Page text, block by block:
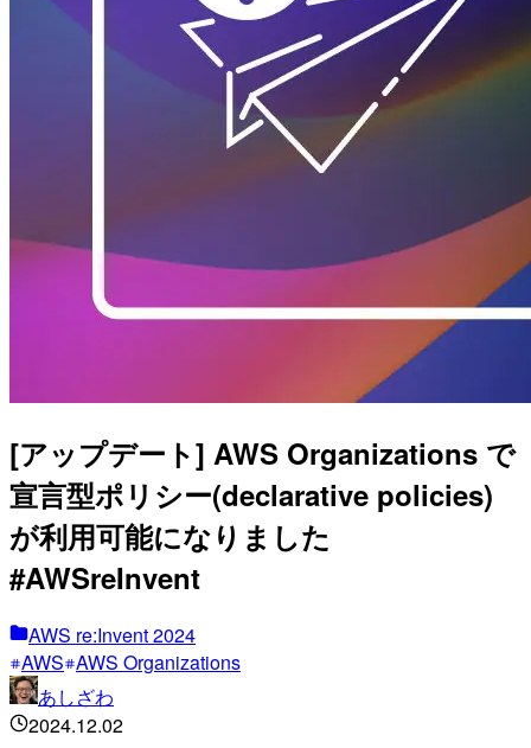
[アップデート] AWS Organizations で
宣言型ポリシー(declarative policies)
が利用可能になりました
#AWSreInvent
AWS re:Invent 2024
AWS AWS Organizations
あしざわ
2024.12.02